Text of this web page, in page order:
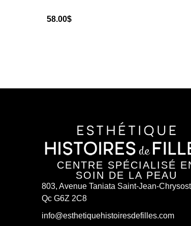
58.00$
CENTRE SPÉCIALISÉ
SOIN DE LA PEAU
803, Avenue Taniata Saint-Jean-
Qc G6Z 2C8
info@esthetiquehistoiresdefilles.com